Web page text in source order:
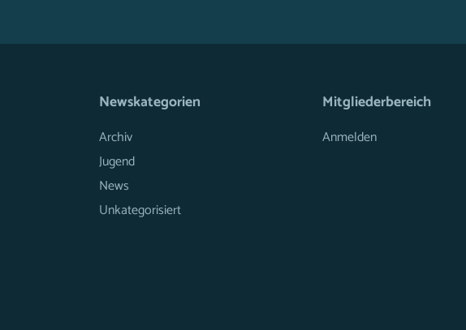
Newskategorien
Archiv
Jugend
News
Unkategorisiert
Mitgliederbereich
Anmelden